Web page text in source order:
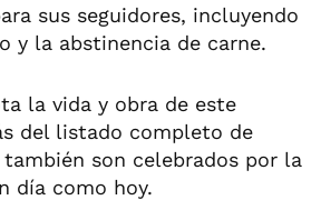
sus seguidores, incluyendo
y la abstinencia de carne.
la vida y obra de este
del listado completo de
son celebrados por la
día como hoy.